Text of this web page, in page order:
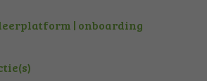
| onboarding